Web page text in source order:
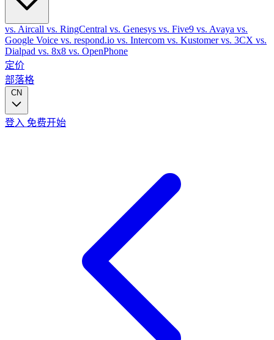
vs. Aircall vs. RingCentral vs. Genesys vs. Five9 vs. Avaya vs.
Google Voice vs. respond.io vs. Intercom vs. Kustomervs. 3CX vs.
Dialpad vs. 8x8 vs. OpenPhone
定价
部落格
CN
登入 免费开始